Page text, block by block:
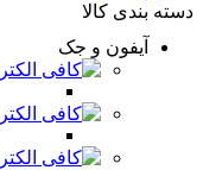
دسته بندی کالا
آیفون و جک